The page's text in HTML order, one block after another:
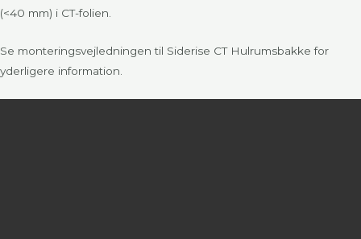
(<40 mm) i CT-folien.
Se monteringsvejledningen til Siderise CT Hulrumsbakke for
yderligere information.